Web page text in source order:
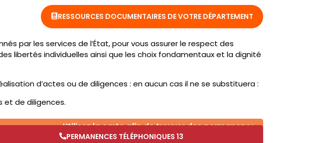
RESSOURCES DOCUMENTAIRES DE VOTRE DÉPARTEMENT
par les services de l’État, pour vous assurer le respect des
libertés individuelles ainsi que les choix fondamentaux et la dignité
d’actes ou de diligences : en aucun cas il ne se substituera :
et de diligences.
Utilisez la carte afin de trouver des permanences près de chez vous
PERMANENCES TÉLÉPHONIQUES 13